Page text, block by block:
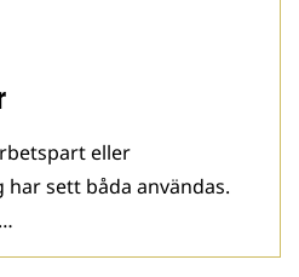
eller
har sett båda användas.